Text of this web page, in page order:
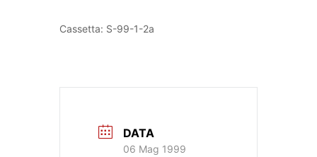
Cassetta: S-99-1-2a
DATA
06 Mag 1999